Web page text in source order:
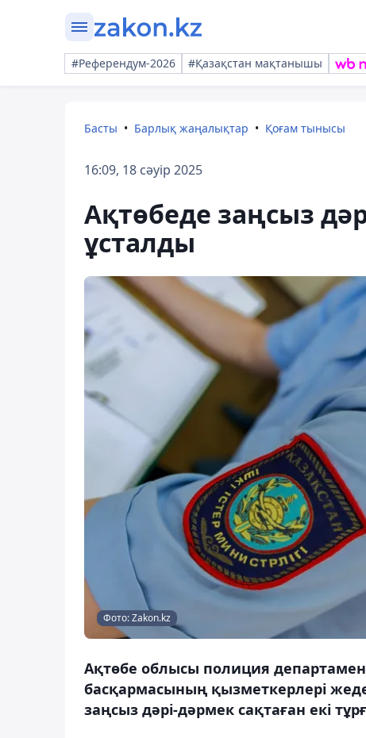
#Референдум-2026 #Қазақстан мақтанышы
Басты Барлық жаңалықтар Қоғам тынысы
16:09, 18 сәуір 2025
Ақтөбеде заңсыз
ұсталды
Фото: Zakon.kz
Ақтөбе облысы полиция
басқармасының қызметкерлері
заңсыз дәрі-дәрмек сақтаған екі